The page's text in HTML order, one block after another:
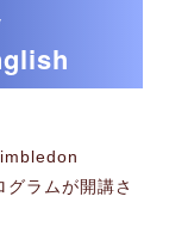
ラムが開講さ